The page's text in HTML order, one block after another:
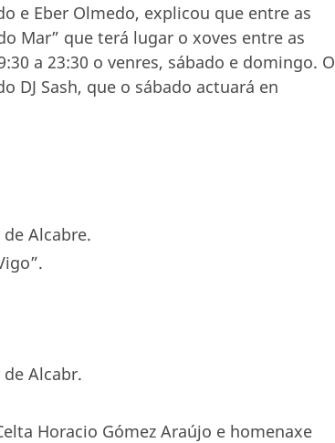
e Eber Olmedo, explicou que entre as
Mar” que terá lugar o xoves entre as
a 23:30 o venres, sábado e domingo. O
DJ Sash, que o sábado actuará en
Alcabre.
Alcabr.
Horacio Gómez Araújo e homenaxe